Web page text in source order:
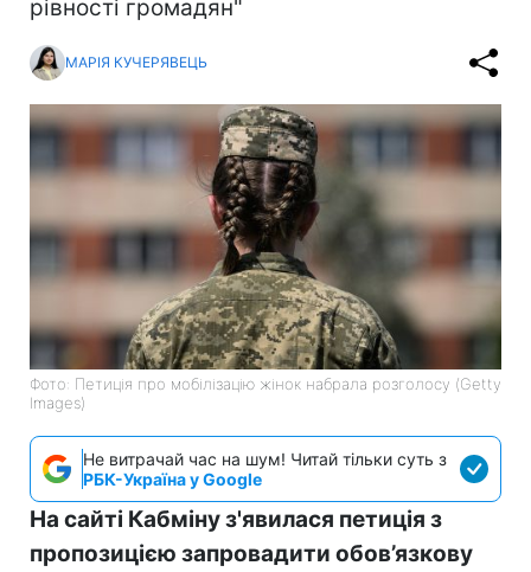
рівності громадян"
МАРІЯ КУЧЕРЯВЕЦЬ
Фото: Петиція про мобілізацію жінок набрала розголосу (Getty
Images)
Не витрачай час на шум! Читай тільки суть з
РБК-Україна у Google
На сайті Кабміну з'явилася петиція з
пропозицією запровадити обов’язкову